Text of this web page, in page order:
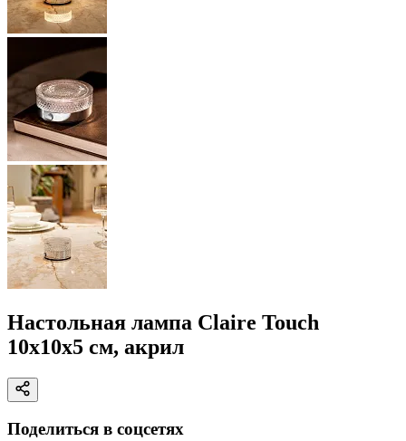
Настольная лампа Claire Touch
10x10x5 см, акрил
Поделиться в соцсетях